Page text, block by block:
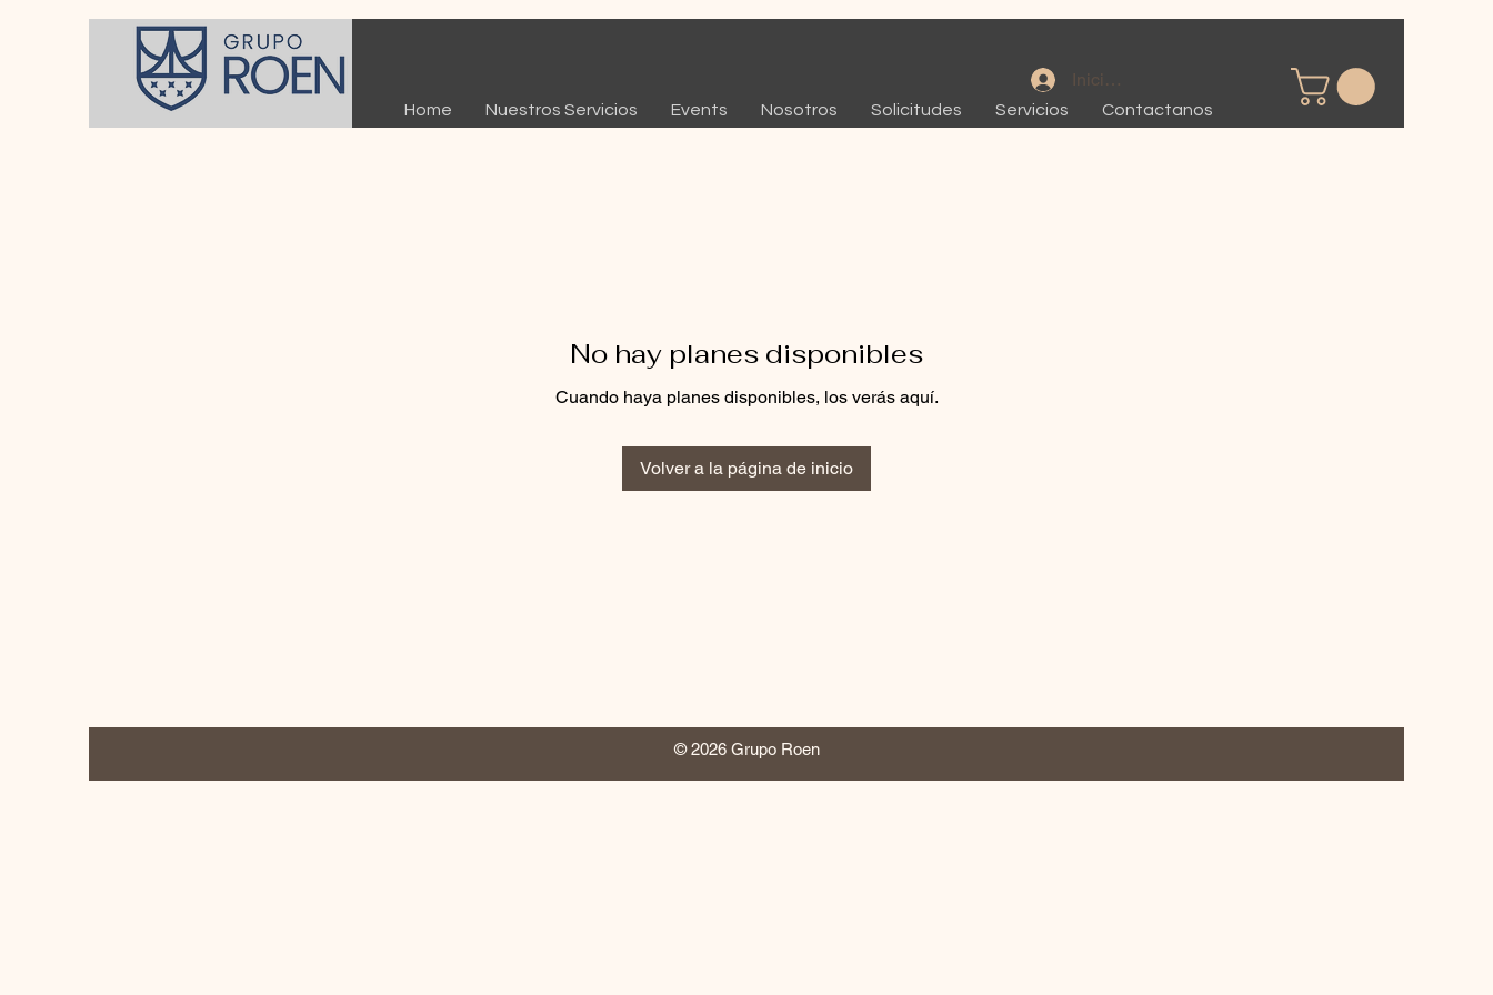
Iniciar sesión
Home Nuestros Servicios Events Nosotros Solicitudes Servicios Contactanos
No hay planes disponibles
Cuando haya planes disponibles, los verás aquí.
Volver a la página de inicio
© 2026 Grupo Roen